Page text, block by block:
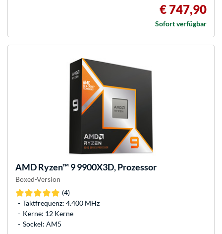
€ 747,90
Sofort verfügbar
AMDRyzen™ 9 9900X3D, Prozessor
Boxed-Version
(4)
Taktfrequenz: 4.400 MHz
Kerne: 12 Kerne
Sockel: AM5